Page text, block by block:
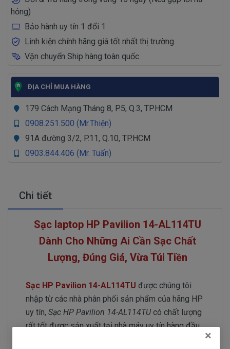
hỏng)
Bảo hành uy tín 1 đổi 1
Linh kiện chính hãng giá tốt nhất thị trường
Vận chuyển Ship hàng toàn quốc
ĐỊA CHỈ MUA HÀNG
179 Cách Mạng Tháng 8, P.5, Q.3, TP.HCM
0908.251.500 (Mr.Thiện)
91A đường 3/2, P.11, Q.10, TP.HCM
0903.844.406 (Mr. Tuấn)
Chi tiết
Sạc laptop HP Pavilion 14-AL114TU
Dành Cho Những Ai Cần Sạc Chất
Lượng, Đúng Giá, Vừa Túi Tiền
Sạc HP Pavilion 14-AL114TU được chúng tôi
nhập từ các nhà phân phối sản phẩm của hãng HP
uy tín, Sạc HP Pavilion 14-AL114TU có chất lượng
rất tốt được sản xuất tại nhà máy uy tín hàng đầu
thế giới chuyên gia công sản xuất sạc cho các hãng×